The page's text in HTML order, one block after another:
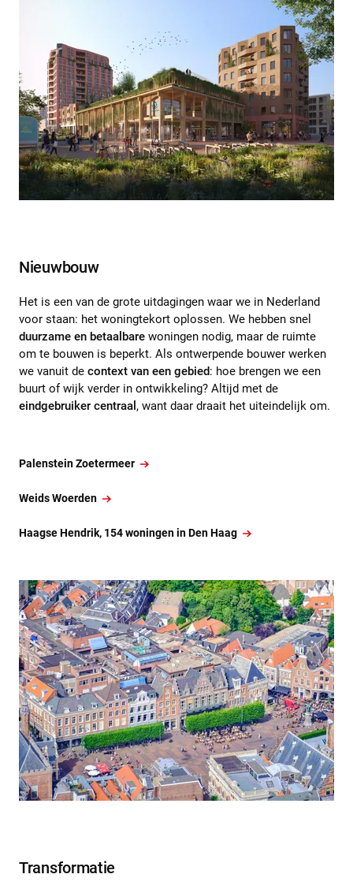
Nieuwbouw
Het is een van de grote uitdagingen waar we in Nederland
voor staan: het woningtekort oplossen. We hebben snel
duurzame en betaalbare woningen nodig, maar de ruimte
om te bouwen is beperkt. Als ontwerpende bouwer werken
we vanuit de context van een gebied: hoe brengen we een
buurt of wijk verder in ontwikkeling? Altijd met de
eindgebruiker centraal , want daar draait het uiteindelijk om.
Palenstein Zoetermeer
Weids Woerden
Haagse Hendrik, 154 woningen in Den Haag
Transformatie